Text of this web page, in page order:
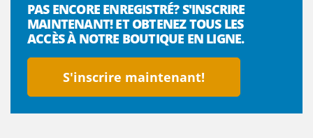
PAS ENCORE ENREGISTRÉ? S'INSCRIRE
MAINTENANT! ET OBTENEZ TOUS LES
ACCÈS À NOTRE BOUTIQUE EN LIGNE.
S'inscrire maintenant!